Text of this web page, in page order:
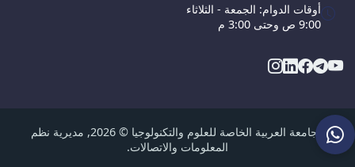
أوقات الدوام: الجمعة - الثلاثاء
9:00 ص وحتى 3:00 م
الجامعة العربية الخاصة للعلوم والتكنولوجيا © 2026, مديرية نظم
المعلومات والاتصالات.